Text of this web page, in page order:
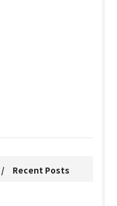
Recent Posts